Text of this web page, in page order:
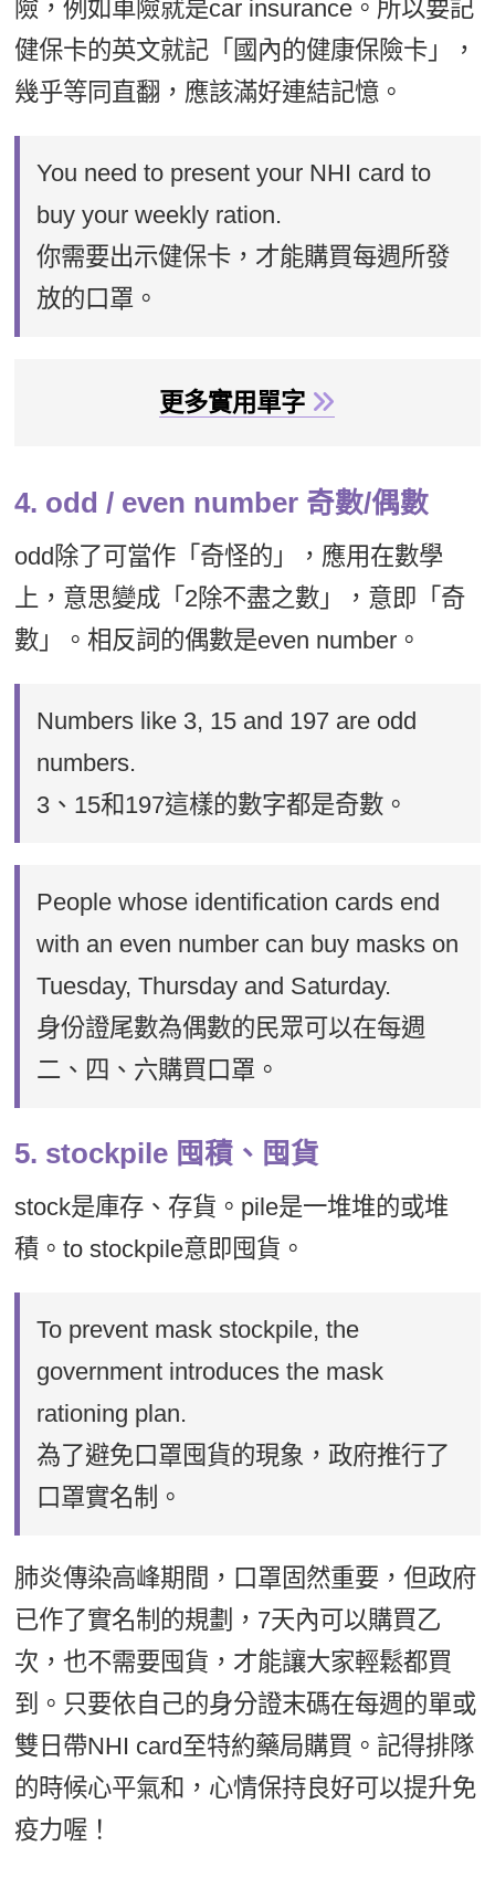
險，例如車險就是car insurance。所以要記
健保卡的英文就記「國內的健康保險卡」，
幾乎等同直翻，應該滿好連結記憶。
You need to present your NHI card to
buy your weekly ration.
你需要出示健保卡，才能購買每週所發
放的口罩。
更多實用單字
4. odd / even number 奇數/偶數
odd除了可當作「奇怪的」，應用在數學
上，意思變成「2除不盡之數」，意即「奇
數」。相反詞的偶數是even number。
Numbers like 3, 15 and 197 are odd
numbers.
3、15和197這樣的數字都是奇數。
People whose identification cards end
with an even number can buy masks on
Tuesday, Thursday and Saturday.
身份證尾數為偶數的民眾可以在每週
二、四、六購買口罩。
5. stockpile 囤積、囤貨
stock是庫存、存貨。pile是一堆堆的或堆
積。to stockpile意即囤貨。
To prevent mask stockpile, the
government introduces the mask
rationing plan.
為了避免口罩囤貨的現象，政府推行了
口罩實名制。
肺炎傳染高峰期間，口罩固然重要，但政府
已作了實名制的規劃，7天內可以購買乙
次，也不需要囤貨，才能讓大家輕鬆都買
到。只要依自己的身分證末碼在每週的單或
雙日帶NHI card至特約藥局購買。記得排隊
的時候心平氣和，心情保持良好可以提升免
疫力喔！